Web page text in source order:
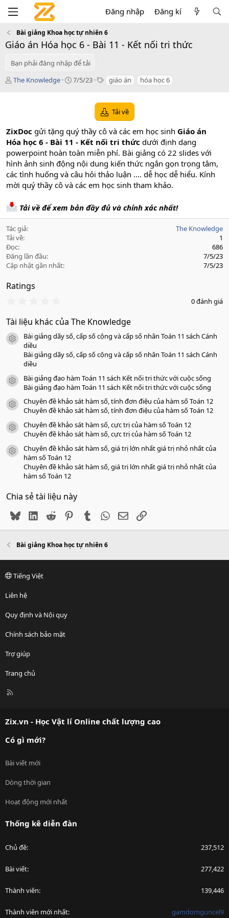
Đăng nhập Đăng kí
Bài giảng Khoa học tự nhiên 6
Giáo án Hóa học 6 - Bài 11 - Kết nối tri thức
Bạn phải đăng nhập để tải
T
The Knowledge
C
o
n
d
a
t
7/5/23
T
s
giáo án hóa học 6
Tải về
ZixDoc gửi tặng quý thầy cô và các em học sinh Giáo án
Hóa học 6 - Bài 11 - Kết nối tri thức dưới định dạng
powerpoint hoàn toàn miễn phí. Bài giảng có 22 slides với
hình ảnh sinh động nội dung kiến thức ngắn gọn trọng tâm,
các tình huống và câu hỏi thảo luận .... dễ học dễ hiểu. Kính
mời quý thầy cô và các em học sinh tham khảo.
Tải về để xem bản đầy đủ và chính xác nhất!
Tác giả
The Knowledge
Tải về
1
Đọc
686
Đăng lần đầu
7/5/23
Cập nhật gần nhất
7/5/23
Ratings
0
0
a
0 đánh giá
Tài liệu khác của The Knowledge
icon tài liệu
Bài giảng dãy số, cấp số cộng và cấp số nhân Toán 11 sách Cánh
diều
Bài giảng dãy số, cấp số cộng và cấp số nhân Toán 11 sách Cánh
diều
icon tài liệu
Bài giảng đạo hàm Toán 11 sách Kết nối tri thức với cuộc sống
Bài giảng đạo hàm Toán 11 sách Kết nối tri thức với cuộc sống
icon tài liệu
Chuyên đề khảo sát hàm số, tính đơn điệu của hàm số Toán 12
Chuyên đề khảo sát hàm số, tính đơn điệu của hàm số Toán 12
icon tài liệu
Chuyên đề khảo sát hàm số, cực trị của hàm số Toán 12
Chuyên đề khảo sát hàm số, cực trị của hàm số Toán 12
icon tài liệu
Chuyên đề khảo sát hàm số, giá trị lớn nhất giá trị nhỏ nhất của
hàm số Toán 12
Chuyên đề khảo sát hàm số, giá trị lớn nhất giá trị nhỏ nhất của
hàm số Toán 12
Chia sẻ tài liệu này
BlueskyLinkedIn
Reddit PinterestTumblr WhatsApp
EmailLink
Bài giảng Khoa học tự nhiên 6
Tiếng Việt
Liên hệ
Quy định và Nội quy
Chính sách bảo mật
Trợ giúp
Trang chủ
R
Zix.vn - Học Vật lí Online chất lượng cao
Có gì mới?
Bài viết mới
Dòng thời gian
Hoạt động mới nhất
Thống kê diễn đàn
Chủ đề 237,512
Bài viết 277,422
Thành viên 139,446
Thành viên mới nhất gamdomguncel9